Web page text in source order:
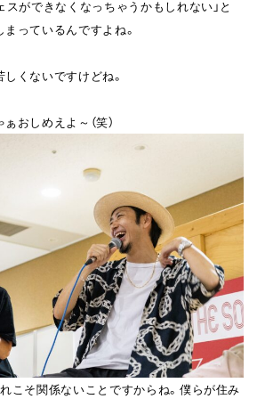
スができなくなっちゃうかもしれない」と
っているんですよね。
くないですけどね。
おしめえよ～（笑）
こそ関係ないことですからね。僕らが住み